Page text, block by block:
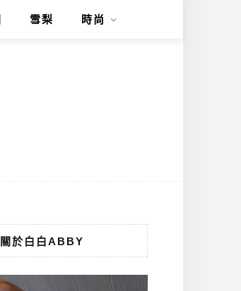
雪梨 時尚
關於白白ABBY